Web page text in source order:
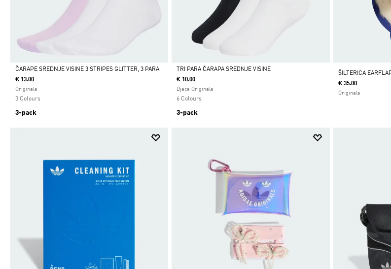
Da
ČARAPE SREDNJE VISINE 3 STRIPES GLITTER, 3 PARA
€ 13.00
Originals
3 Colours
3-pack
Da
TRI PARA ČARAPA SREDNJE VISINE
€ 10.00
Djeca Originals
6 Colours
3-pack
ŠILTERICA
€ 35.00
Originals